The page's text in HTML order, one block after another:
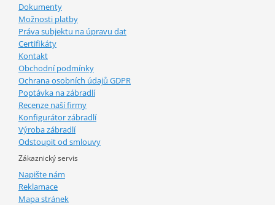
Dokumenty
Možnosti platby
Práva subjektu na úpravu dat
Certifikáty
Kontakt
Obchodní podmínky
Ochrana osobních údajů GDPR
Poptávka na zábradlí
Recenze naší firmy
Konfigurátor zábradlí
Výroba zábradlí
Odstoupit od smlouvy
Zákaznický servis
Napište nám
Reklamace
Mapa stránek